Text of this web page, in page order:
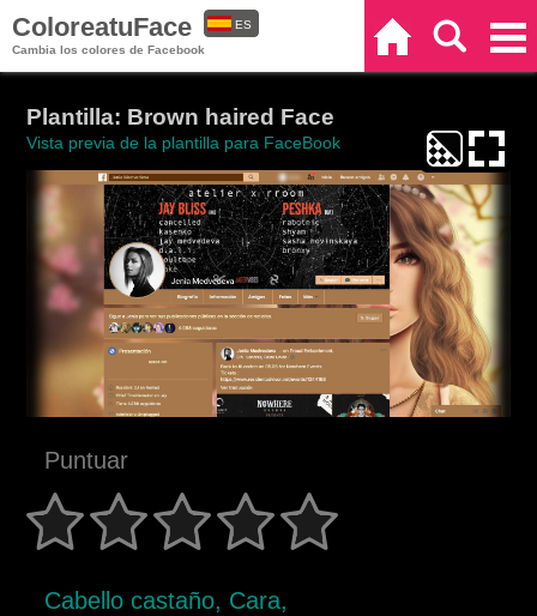
ColoreatuFace
Cambia los colores de Facebook
ES
Plantilla: Brown haired Face
Vista previa de la plantilla para FaceBook
Puntuar
Cabello castaño, Cara,